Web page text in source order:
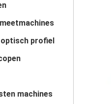
profiel
machines